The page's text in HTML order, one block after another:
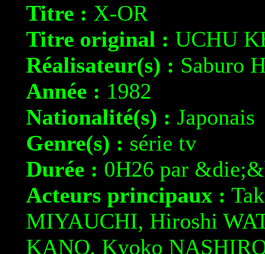
Titre : X-OR
Titre original : UCHU
Réalisateur(s) : Saburo
Année : 1982
Nationalité(s) : Japonais
Genre(s) : série tv
Durée : 0H26 par
Acteurs principaux :
MIYAUCHI, Hiroshi
KANO, Kyoko